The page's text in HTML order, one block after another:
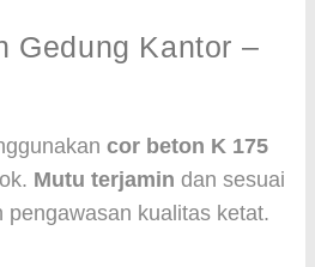
Gedung Kantor –
cor beton K 175
Mutu terjamin dan sesuai
pengawasan kualitas ketat.